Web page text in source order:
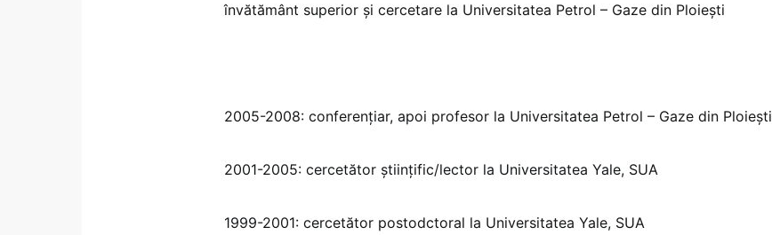
învătământ superior şi cercetare la Universitatea Petrol – Gaze din Ploieşti
2005-2008: conferențiar, apoi profesor la Universitatea Petrol – Gaze din Ploieşti
2001-2005: cercetător științific/lector la Universitatea Yale, SUA
1999-2001: cercetător postodctoral la Universitatea Yale, SUA